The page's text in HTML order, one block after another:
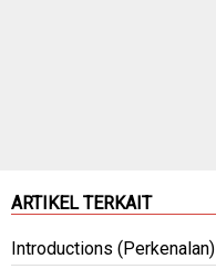
ARTIKEL TERKAIT
Introductions (Perkenalan)